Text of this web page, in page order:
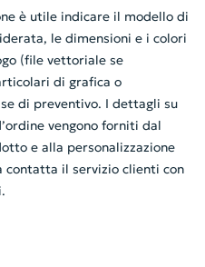
è utile indicare il modello di
le dimensioni e i colori
(file vettoriale se
di grafica o
di preventivo. I dettagli su
vengono forniti dal
e alla personalizzazione
contatta il servizio clienti con